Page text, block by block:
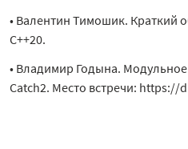
• Валентин Тимошик. Краткий
С++20.
• Владимир Годына.
Catch2. Место встречи: